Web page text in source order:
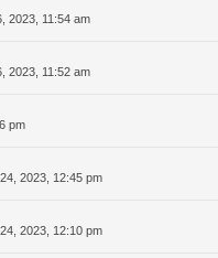
2023, 11:54 am
2023, 11:52 am
pm
2023, 12:45 pm
2023, 12:10 pm